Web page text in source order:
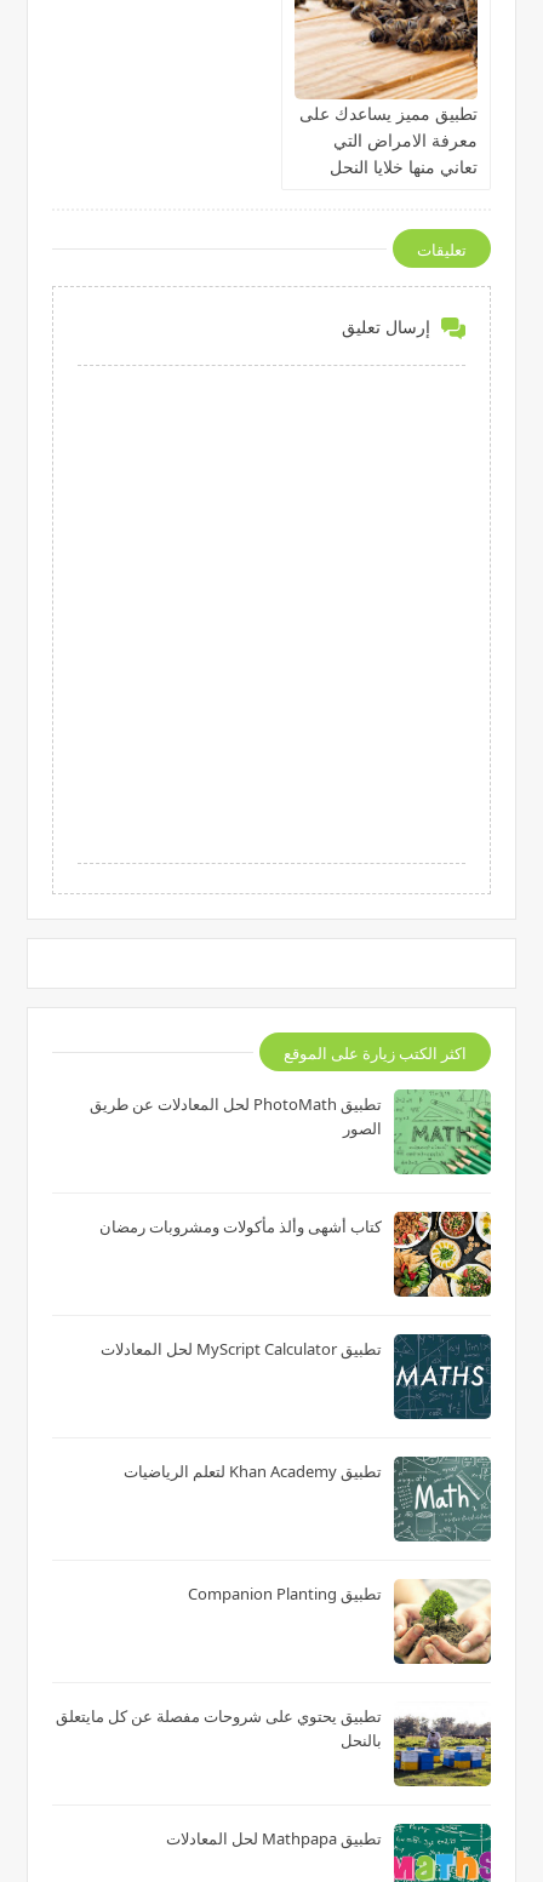
تطبيق مميز يساعدك على
معرفة الامراض التي
تعاني منها خلايا النحل
تعليقات
إرسال تعليق
اكثر الكتب زيارة على الموقع
تطبيق PhotoMath لحل المعادلات عن طريق
الصور
كتاب أشهى وألذ مأكولات ومشروبات رمضان
تطبيق MyScript Calculator لحل المعادلات
تطبيق Khan Academy لتعلم الرياضيات
تطبيق Companion Planting
تطبيق يحتوي على شروحات مفصلة عن كل مايتعلق
بالنحل
تطبيق Mathpapa لحل المعادلات